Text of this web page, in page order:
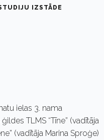
IZSTĀDE
ielas 3. nama
TLMS “Tīne” (vadītāja
(vadītāja Marina Sproģe)